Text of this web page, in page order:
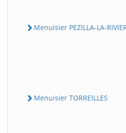
Menuisier PEZILLA-LA-
Menuisier TORREILLES